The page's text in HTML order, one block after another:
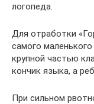
логопеда.
Для отработки
самого
крупной частью
кончик языка, а
При сильном